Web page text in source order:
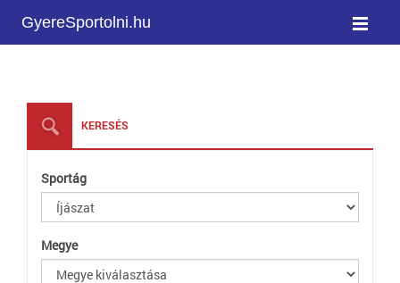
GyereSportolni.hu
KERESÉS
Sportág
Megye